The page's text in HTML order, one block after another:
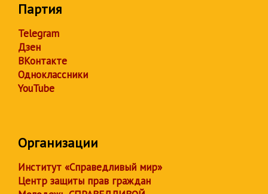
Партия
Telegram
Дзен
ВКонтакте
Одноклассники
YouTube
Организации
Институт «Справедливый мир»
Центр защиты прав граждан